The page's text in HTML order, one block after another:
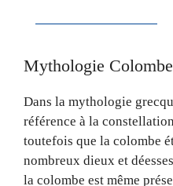
Mythologie Colombe
Dans la mythologie
référence à la
toutefois que la colombe
nombreux dieux et
la colombe est même